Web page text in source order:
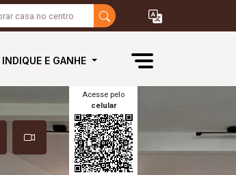
INDIQUE E GANHE
Acesse pelo
celular